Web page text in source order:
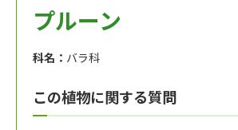
プルーン
科名： バラ科
この植物に関する質問